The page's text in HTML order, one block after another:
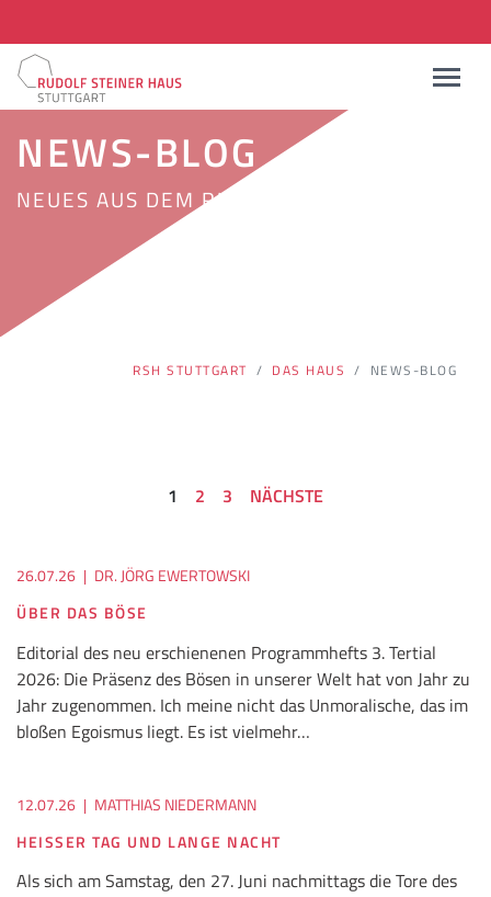
NEWS-BLOG
NEUES AUS DEM RUDOLF STEINER HAUS
RSH STUTTGART DAS HAUS NEWS-BLOG
1 2 3 NÄCHSTE
26.07.26 | DR. JÖRG EWERTOWSKI
ÜBER DAS BÖSE
Editorial des neu erschienenen Programmhefts 3. Tertial
2026: Die Präsenz des Bösen in unserer Welt hat von Jahr zu
Jahr zugenommen. Ich meine nicht das Unmoralische, das im
bloßen Egoismus liegt. Es ist vielmehr…
12.07.26 | MATTHIAS NIEDERMANN
HEISSER TAG UND LANGE NACHT
Als sich am Samstag, den 27. Juni nachmittags die Tore des